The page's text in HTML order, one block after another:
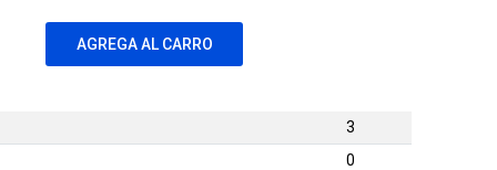
AGREGA AL CARRO
3
0